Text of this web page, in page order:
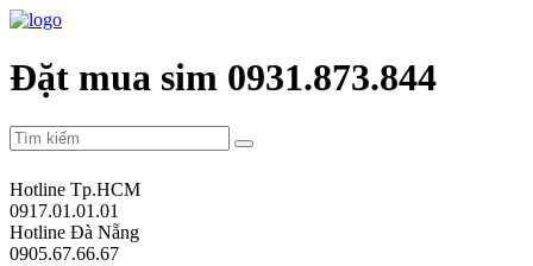
Đặt mua sim 0931.873.844
Hotline Tp.HCM
0917.01.01.01
Hotline Đà Nẵng
0905.67.66.67